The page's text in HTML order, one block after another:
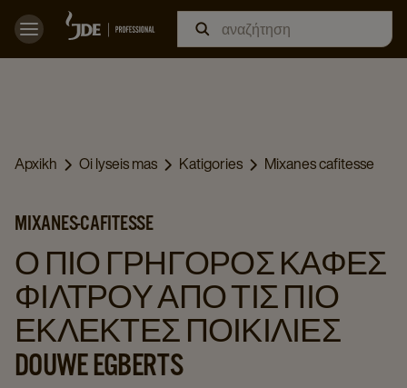
Apxikh Oi lyseis mas Katigories Mixanes cafitesse
MIXANES-CAFITESSE
Ο ΠΙΟ ΓΡΉΓΟΡΟΣ ΚΑΦΈΣ
ΦΊΛΤΡΟΥ ΑΠΌ ΤΙΣ ΠΙΟ
ΕΚΛΕΚΤΈΣ ΠΟΙΚΙΛΊΕΣ
DOUWE EGBERTS